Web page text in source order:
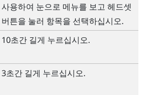
사용하여 눈으로 메뉴를 보고 헤드셋
버튼을 눌러 항목을 선택하십시오.
10초간 길게 누르십시오.
3초간 길게 누르십시오.